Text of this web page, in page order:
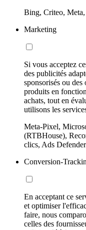
Bing, Criteo,
Marketing
Si vous acceptez
des publicités
sponsorisés ou
produits en
achats, tout en
utilisons les
Meta-Pixel,
(RTBHouse),
clics, Ads Defender
Conversion-
En acceptant ce
et optimiser
faire, nous
celles des